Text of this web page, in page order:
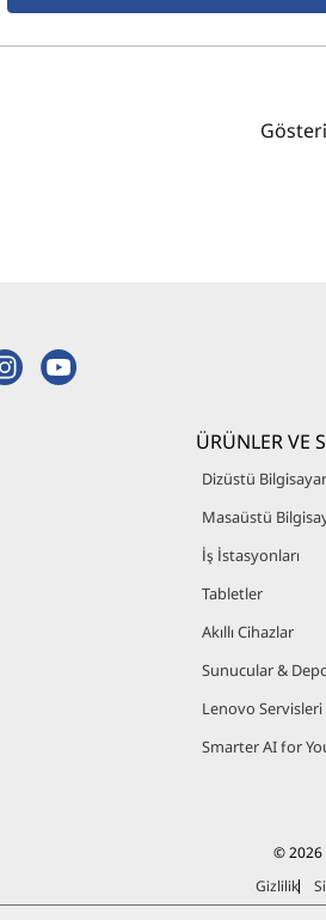
ÜRÜNLER VE
Dizüstü
Masaüstü
İş İstasyonları
Tabletler
Akıllı Cihazlar
Sunucular &
Lenovo Servisleri
Smarter AI for
© 2026
Gizlilik